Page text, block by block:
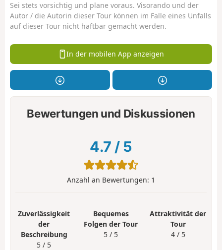
Sei stets vorsichtig und plane voraus. Visorando und der
Autor / die Autorin dieser Tour können im Falle eines Unfalls
auf dieser Tour nicht haftbar gemacht werden.
In der mobilen App anzeigen
Bewertungen und Diskussionen
4.7 / 5
Anzahl an Bewertungen: 1
Zuverlässigkeit
der
Beschreibung
5 / 5
Bequemes
Folgen der Tour
5 / 5
Attraktivität der
Tour
4 / 5